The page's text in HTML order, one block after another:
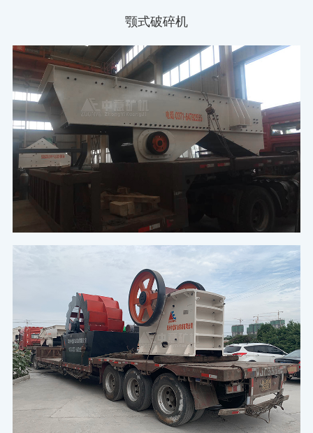
颚式破碎机